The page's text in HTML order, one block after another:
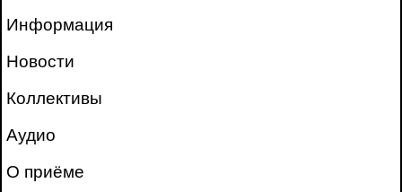
Информация
Новости
Коллективы
Аудио
О приёме